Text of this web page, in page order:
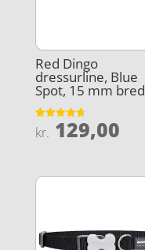
Red Dingo
dressurline, Blue
Spot, 15 mm bred
Vurderet
4.7
kr. 129,00